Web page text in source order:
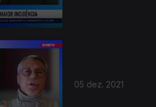
05 dez. 2021